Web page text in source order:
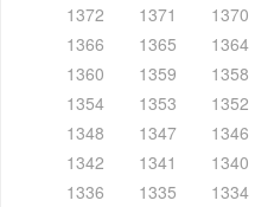
1372
1371 1370
1366
1365 1364
1360
1359 1358
1354
1353 1352
1348
1347 1346
1342
1341 1340
1336
1335 1334